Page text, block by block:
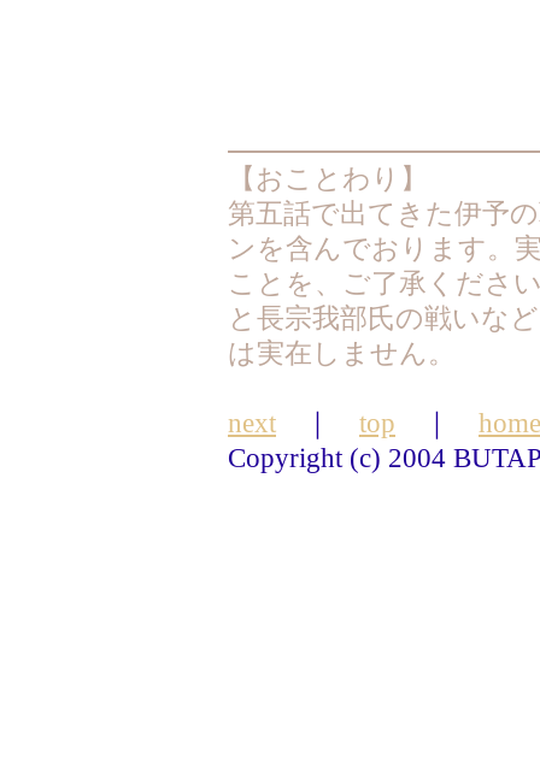
【おことわり】
第五話で出てきた伊予
ンを含んでおります。
ことを、ご了承くださ
と長宗我部氏の戦いな
は実在しません。
next top
home
Copyright (c) 2004